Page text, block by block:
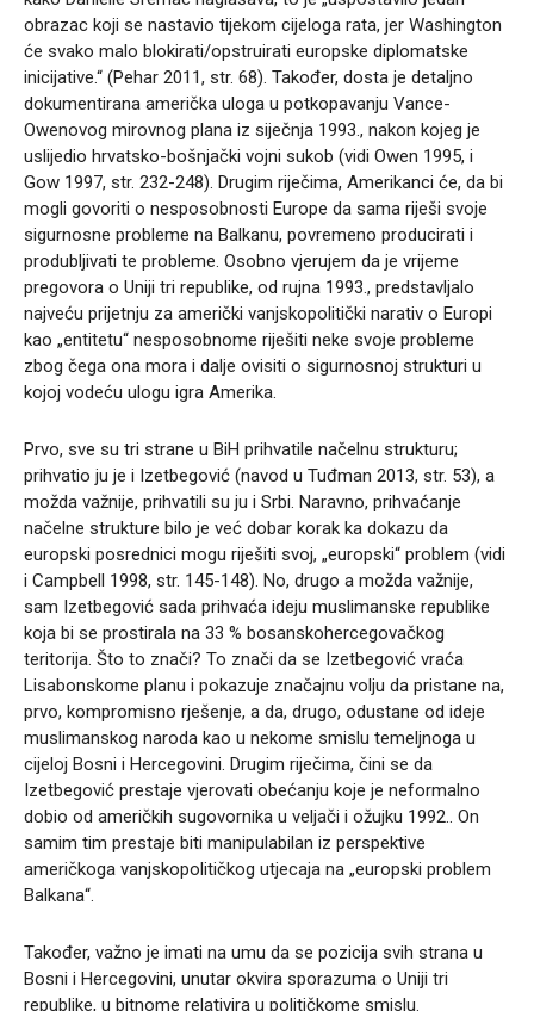
obrazac koji se nastavio tijekom cijeloga rata, jer Washington
će svako malo blokirati/opstruirati europske diplomatske
inicijative.“ (Pehar 2011, str. 68). Također, dosta je detaljno
dokumentirana američka uloga u potkopavanju Vance-
Owenovog mirovnog plana iz siječnja 1993., nakon kojeg je
uslijedio hrvatsko-bošnjački vojni sukob (vidi Owen 1995, i
Gow 1997, str. 232-248). Drugim riječima, Amerikanci će, da bi
mogli govoriti o nesposobnosti Europe da sama riješi svoje
sigurnosne probleme na Balkanu, povremeno producirati i
produbljivati te probleme. Osobno vjerujem da je vrijeme
pregovora o Uniji tri republike, od rujna 1993., predstavljalo
najveću prijetnju za američki vanjskopolitički narativ o Europi
kao „entitetu“ nesposobnome riješiti neke svoje probleme
zbog čega ona mora i dalje ovisiti o sigurnosnoj strukturi u
kojoj vodeću ulogu igra Amerika.
Prvo, sve su tri strane u BiH prihvatile načelnu strukturu;
prihvatio ju je i Izetbegović (navod u Tuđman 2013, str. 53), a
možda važnije, prihvatili su ju i Srbi. Naravno, prihvaćanje
načelne strukture bilo je već dobar korak ka dokazu da
europski posrednici mogu riješiti svoj, „europski“ problem (vidi
i Campbell 1998, str. 145-148). No, drugo a možda važnije,
sam Izetbegović sada prihvaća ideju muslimanske republike
koja bi se prostirala na 33 % bosanskohercegovačkog
teritorija. Što to znači? To znači da se Izetbegović vraća
Lisabonskome planu i pokazuje značajnu volju da pristane na,
prvo, kompromisno rješenje, a da, drugo, odustane od ideje
muslimanskog naroda kao u nekome smislu temeljnoga u
cijeloj Bosni i Hercegovini. Drugim riječima, čini se da
Izetbegović prestaje vjerovati obećanju koje je neformalno
dobio od američkih sugovornika u veljači i ožujku 1992.. On
samim tim prestaje biti manipulabilan iz perspektive
američkoga vanjskopolitičkog utjecaja na „europski problem
Balkana“.
Također, važno je imati na umu da se pozicija svih strana u
Bosni i Hercegovini, unutar okvira sporazuma o Uniji tri
republike, u bitnome relativira u političkome smislu.